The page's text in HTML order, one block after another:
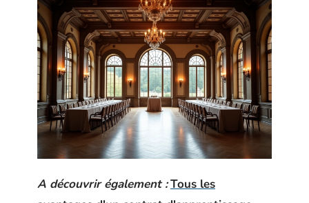
A découvrir également :Tous les